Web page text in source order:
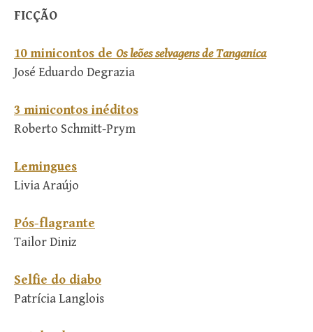
FICÇÃO
10 minicontos de Os leões selvagens de Tanganica
José Eduardo Degrazia
3 minicontos inéditos
Roberto Schmitt-Prym
Lemingues
Livia Araújo
Pós-flagrante
Tailor Diniz
Selfie do diabo
Patrícia Langlois